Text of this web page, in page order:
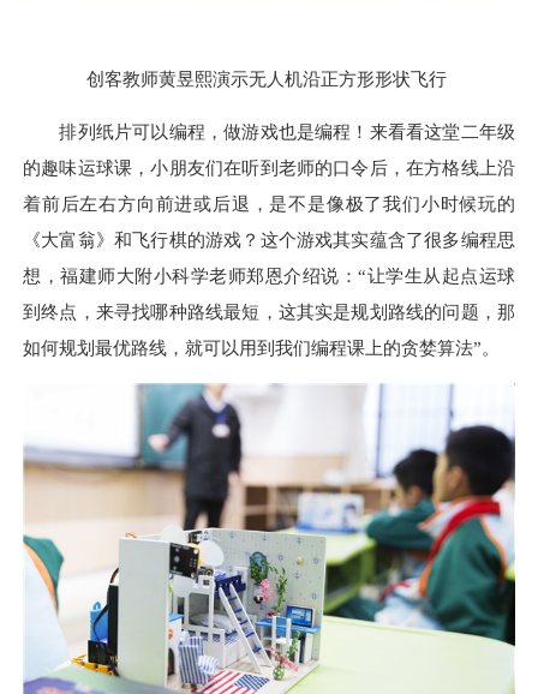
创客教师黄昱熙演示无人机沿正方形形状飞行
排列纸片可以编程，做游戏也是编程！来看看这堂二年级
的趣味运球课，小朋友们在听到老师的口令后，在方格线上沿
着前后左右方向前进或后退，是不是像极了我们小时候玩的
《大富翁》和飞行棋的游戏？这个游戏其实蕴含了很多编程思
想，福建师大附小科学老师郑恩介绍说： “让学生从起点运球
到终点，来寻找哪种路线最短，这其实是规划路线的问题，那
如何规划最优路线，就可以用到我们编程课上的贪婪算法”。